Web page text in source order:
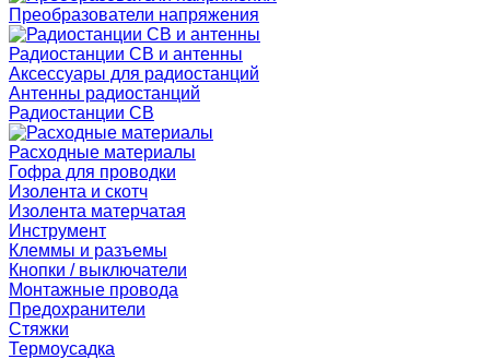
Преобразователи напряжения
Радиостанции CB и антенны
Аксессуары для радиостанций
Антенны радиостанций
Радиостанции CB
Расходные материалы
Гофра для проводки
Изолента и скотч
Изолента матерчатая
Инструмент
Клеммы и разъемы
Кнопки / выключатели
Монтажные провода
Предохранители
Стяжки
Термоусадка